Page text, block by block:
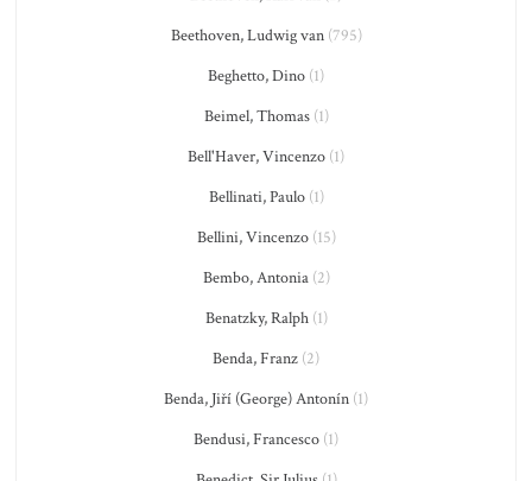
Beethoven, Ludwig van(795)
Beghetto, Dino (1)
Beimel, Thomas(1)
Bell'Haver, Vincenzo (1)
Bellinati, Paulo(1)
Bellini, Vincenzo(15)
Bembo, Antonia(2)
Benatzky, Ralph(1)
Benda, Franz (2)
Benda, Jiří (George) Antonín (1)
Bendusi, Francesco (1)